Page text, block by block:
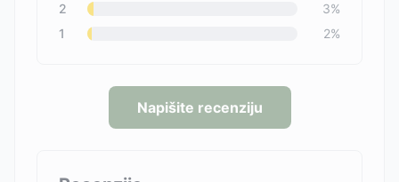
2
3%
1
2%
Napišite recenziju